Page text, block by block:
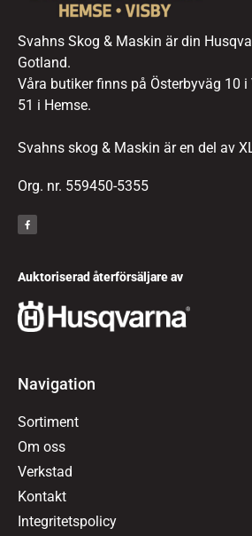
Svahns Skog & Maskin är din
Gotland.
Våra butiker finns på Österbyväg 10
51 i Hemse.
Svahns skog & Maskin är en del av
Org. nr. 559450-5355
Auktoriserad återförsäljare av
Navigation
Sortiment
Om oss
Verkstad
Kontakt
Integritetspolicy